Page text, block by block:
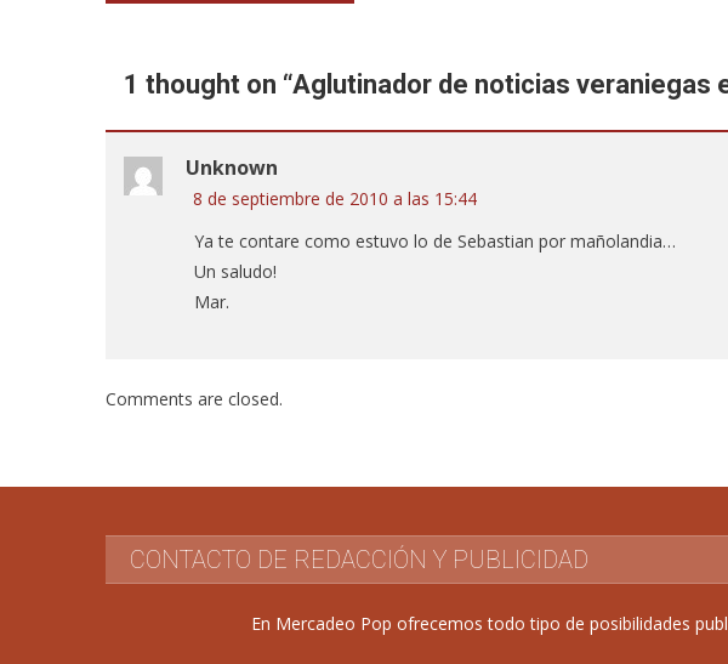
1 thought on “Aglutinador de noticias veraniegas
Unknown
8 de septiembre de 2010 a las 15:44
Ya te contare como estuvo lo de Sebastian por mañolandia…
Un saludo!
Mar.
Comments are closed.
CONTACTO DE REDACCIÓN Y PUBLICIDAD
En Mercadeo Pop ofrecemos todo tipo de posibilidades